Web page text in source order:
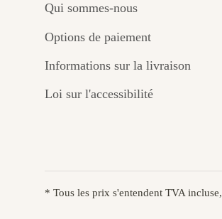
Qui sommes-nous
Options de paiement
Informations sur la livraison
Loi sur l'accessibilité
* Tous les prix s'entendent TVA incluse,